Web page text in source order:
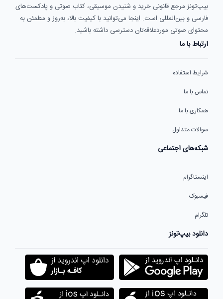
بیپ‌تونز مرجع قانونی خرید و شنیدن موسیقی، کتاب صوتی و پادکست‌های
فارسی و بین‌المللی است. اینجا می‌توانید با کیفیت بالا، به‌روز و مطمئن به
محتوای صوتی موردعلاقه‌تان دسترسی داشته باشید.
ارتباط با ما
شرایط استفاده
تماس با ما
همکاری با ما
سوالات متداول
شبکه‌های اجتماعی
اینستاگرام
فیسبوک
تلگرام
دانلود بیپ‌تونز